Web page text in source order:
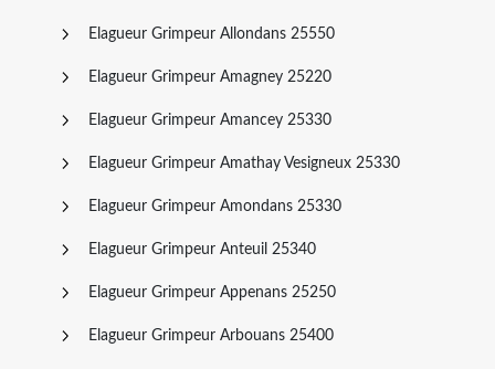
Elagueur Grimpeur Allondans 25550
Elagueur Grimpeur Amagney 25220
Elagueur Grimpeur Amancey 25330
Elagueur Grimpeur Amathay Vesigneux 25330
Elagueur Grimpeur Amondans 25330
Elagueur Grimpeur Anteuil 25340
Elagueur Grimpeur Appenans 25250
Elagueur Grimpeur Arbouans 25400